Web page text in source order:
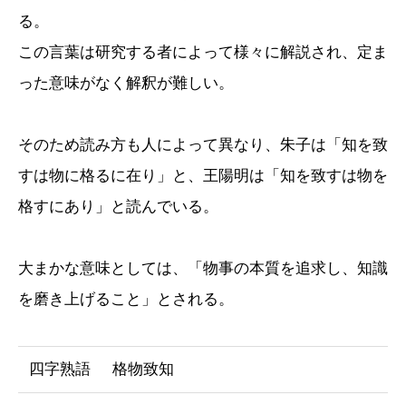
る。
この言葉は研究する者によって様々に解説され、定ま
った意味がなく解釈が難しい。
そのため読み方も人によって異なり、朱子は「知を致
すは物に格るに在り」と、王陽明は「知を致すは物を
格すにあり」と読んでいる。
大まかな意味としては、「物事の本質を追求し、知識
を磨き上げること」とされる。
四字熟語 格物致知